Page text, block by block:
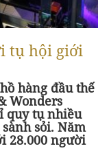
tụ hội giới
hàng đầu thế
Wonders
quy tụ nhiều
sỏi. Năm
28.000 người